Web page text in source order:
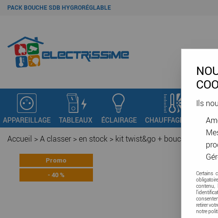
PACK BOUCHE SDB HYGRORÉGLABLE
APPAREILLAGE TABLEAUX ÉCLAIRAGE CHAUFFAGE - VMC
Accueil >A classer >en stock > kit twist&go + bouche hygro
Promo
-40%
Ils
Certains
contenu,
retirer
notre